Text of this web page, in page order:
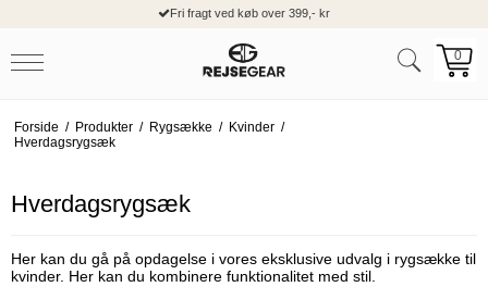
Fri fragt ved køb over 399,- kr
0
Forside / Produkter / Rygsække / Kvinder /
Hverdagsrygsæk
Hverdagsrygsæk
Her kan du gå på opdagelse i vores eksklusive udvalg i rygsække til
kvinder. Her kan du kombinere funktionalitet med stil.